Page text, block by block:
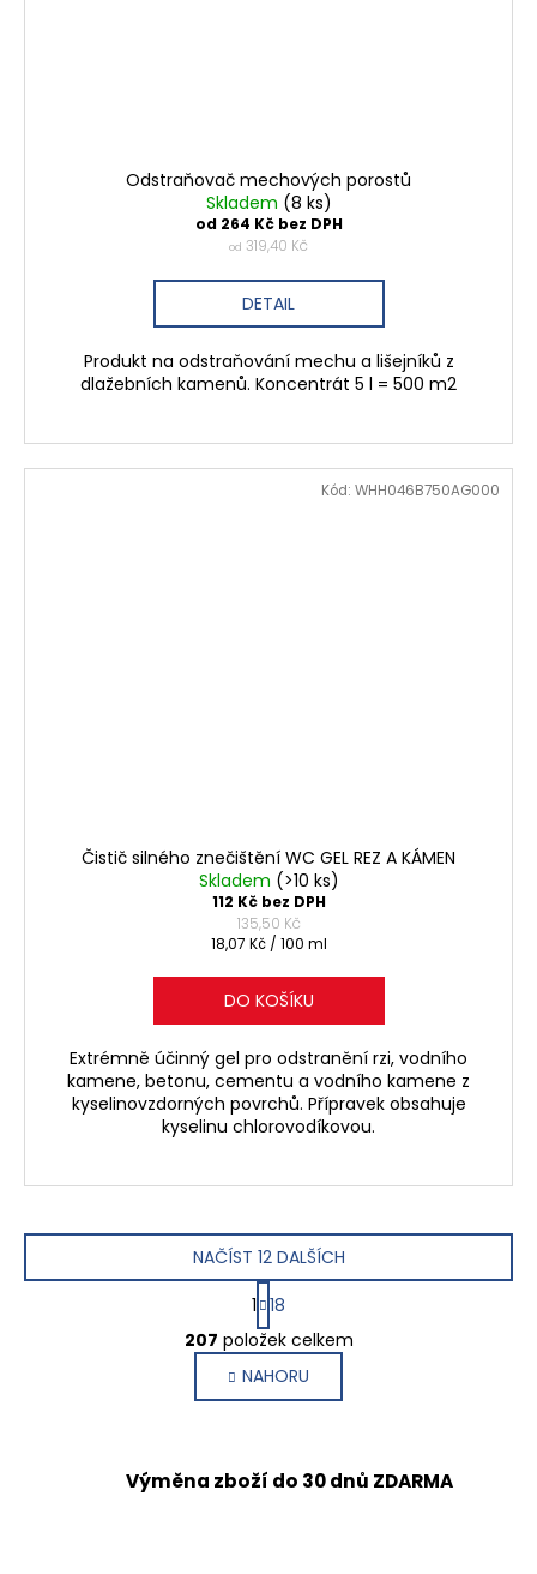
Odstraňovač mechových porostů
Skladem (8 ks)
od 264 Kč bez DPH
od 319,40 Kč
DETAIL
Produkt na odstraňování mechu a lišejníků z
dlažebních kamenů. Koncentrát 5 l = 500 m2
Čistič silného znečištění WC GEL REZ A KÁMEN
Skladem (>10 ks)
112 Kč bez DPH
135,50 Kč
Měrná
18,07 Kč / 100 ml
DO KOŠÍKU
Extrémně účinný gel pro odstranění rzi, vodního
kamene, betonu, cementu a vodního kamene z
kyselinovzdorných povrchů. Přípravek obsahuje
kyselinu chlorovodíkovou.
Kód: WHH046B750AG000
O
v
l
á
c
NAČÍST 12 DALŠÍCH
S
t
r
á
n
k
á
n
1 18
207 položek celkem
NAHORU
Výměna zboží do 30 dnů ZDARMA